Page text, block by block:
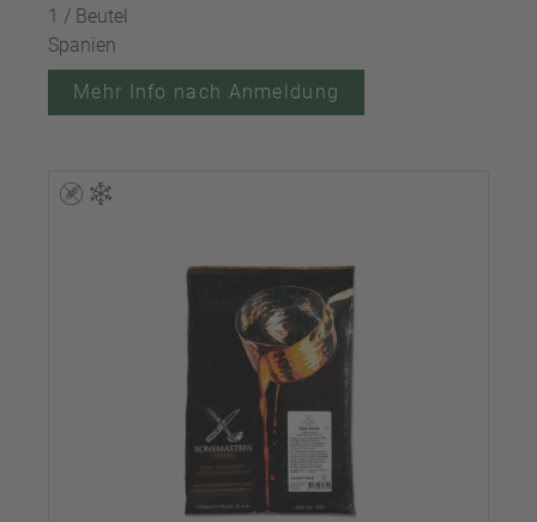
1 / Beutel
Spanien
Mehr Info nach Anmeldung